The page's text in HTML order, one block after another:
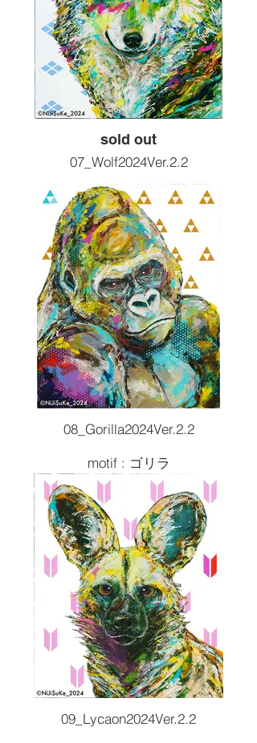
sold out
07_Wolf2024Ver.2.2
motif : 狼
Size :F20 727x606
Painting tools :Acrylic
2024artwork
¥220,000( 税込 )
08_Gorilla2024Ver.2.2
motif : ゴリラ
Size :F20 727x606
Painting tools :Acrylic
2024artwork
¥220,000( 税込 )
09_Lycaon2024Ver.2.2